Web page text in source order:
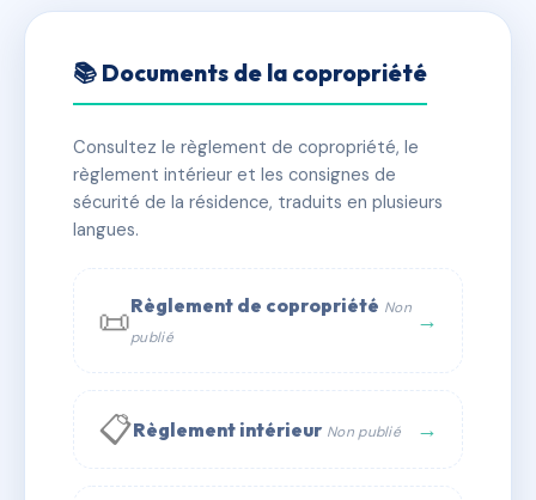
CLEMENCEAU
63000 Clermont-Ferrand
✓ Immatriculée 🏠 171 lots 🏗 3 bâtiment(s)
✉ Email
📚 Documents de la copropriété
Consultez le règlement de copropriété, le
règlement intérieur et les consignes de
sécurité de la résidence, traduits en plusieurs
langues.
📜Règlement de copropriété Non
publié
→
📋Règlement intérieur Non publié →